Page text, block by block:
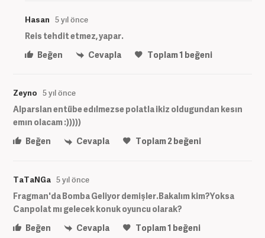
Hasan 5 yıl önce
Reis tehdit etmez, yapar.
Beğen
Cevapla Toplam1 beğeni
Zeyno 5 yıl önce
Alparslan entübe edılmezse polatla ikiz oldugundan kesın
emın olacam :)))))
Beğen
Cevapla Toplam2beğeni
TaTaNGa 5 yıl önce
Fragman'da Bomba Geliyor demişler.Bakalım kim?Yoksa
Canpolat mı gelecek konuk oyuncu olarak?
Beğen
Cevapla Toplam1 beğeni